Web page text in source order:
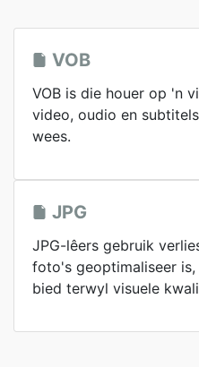
VOB
VOB is die houer op 'n
video, oudio en
wees.
JPG
JPG-lêers gebruik
foto's geoptimaliseer
bied terwyl visuele